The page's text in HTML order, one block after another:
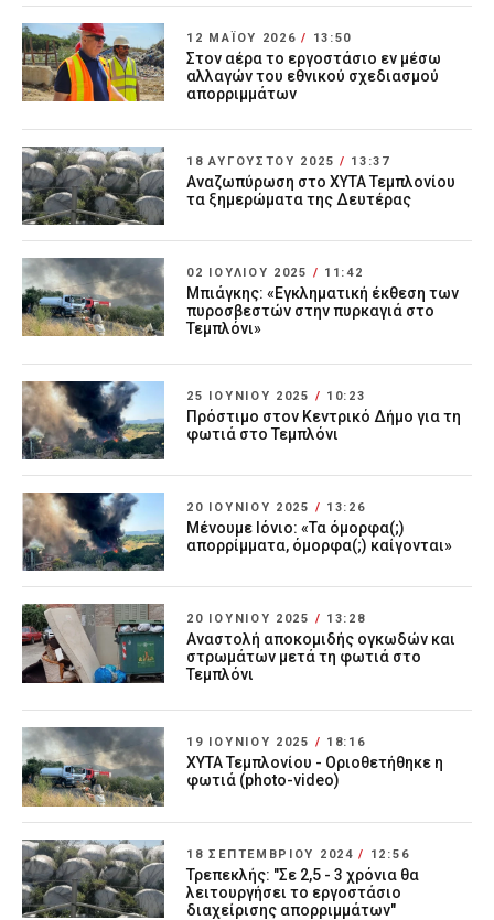
12 ΜΑΪ́ΟΥ 2026/ 13:50
Στον αέρα το εργοστάσιο εν μέσω
αλλαγών του εθνικού σχεδιασμού
απορριμμάτων
18 ΑΥΓΟΎΣΤΟΥ 2025 / 13:37
Αναζωπύρωση στο ΧΥΤΑ Τεμπλονίου
τα ξημερώματα της Δευτέρας
02 ΙΟΥΛΊΟΥ 2025 / 11:42
Μπιάγκης: «Εγκληματική έκθεση των
πυροσβεστών στην πυρκαγιά στο
Τεμπλόνι»
25 ΙΟΥΝΊΟΥ 2025 / 10:23
Πρόστιμο στον Κεντρικό Δήμο για τη
φωτιά στο Τεμπλόνι
20 ΙΟΥΝΊΟΥ 2025 / 13:26
Μένουμε Ιόνιο: «Τα όμορφα(;)
απορρίμματα, όμορφα(;) καίγονται»
20 ΙΟΥΝΊΟΥ 2025 / 13:28
Αναστολή αποκομιδής ογκωδών και
στρωμάτων μετά τη φωτιά στο
Τεμπλόνι
19 ΙΟΥΝΊΟΥ 2025 / 18:16
ΧΥΤΑ Τεμπλονίου - Οριοθετήθηκε η
φωτιά (photo-video)
18 ΣΕΠΤΕΜΒΡΊΟΥ 2024/ 12:56
Τρεπεκλής: "Σε 2,5 - 3 χρόνια θα
λειτουργήσει το εργοστάσιο
διαχείρισης απορριμμάτων"